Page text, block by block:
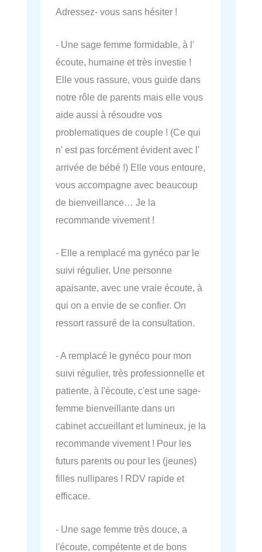
Adressez- vous sans hésiter !
- Une sage femme formidable, à l'
écoute, humaine et très investie !
Elle vous rassure, vous guide dans
notre rôle de parents mais elle vous
aide aussi à résoudre vos
problematiques de couple ! (Ce qui
n' est pas forcément évident avec l'
arrivée de bébé !) Elle vous entoure,
vous accompagne avec beaucoup
de bienveillance… Je la
recommande vivement !
- Elle a remplacé ma gynéco par le
suivi régulier. Une personne
apaisante, avec une vraie écoute, à
qui on a envie de se confier. On
ressort rassuré de la consultation.
- A remplacé le gynéco pour mon
suivi régulier, très professionnelle et
patiente, à l'écoute, c'est une sage-
femme bienveillante dans un
cabinet accueillant et lumineux, je la
recommande vivement ! Pour les
futurs parents ou pour les (jeunes)
filles nullipares ! RDV rapide et
efficace.
- Une sage femme très douce, a
l'écoute, compétente et de bons